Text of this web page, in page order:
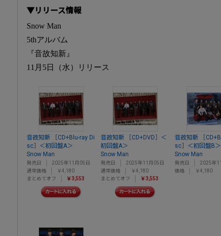
▼リリース情報
Snow Man
5thアルバム
『音故知新』
11月5日（水）リリース
音故知新 ［CD+Blu-ray Di
sc］＜初回盤A＞
Snow Man
発売日
2025年11月05日
通常価格
￥4,180
まとめてオフ
￥3,553
音故知新 ［CD+DVD］＜
初回盤A＞
Snow Man
発売日
2025年11月05日
通常価格
￥4,180
まとめてオフ
￥3,553
音故知新 ［
sc］＜初回盤B＞
Snow Man
発売日
2025年
価格
￥4,180